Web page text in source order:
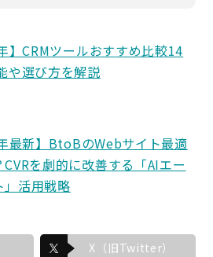
】CRMツールおすすめ比較14
や選び方を解説
最新】BtoBのWebサイト最適
を劇的に改善する「AIエー
」活用戦略
X（旧Twitter）